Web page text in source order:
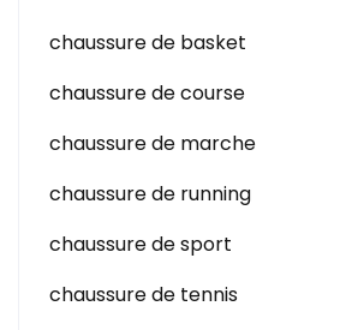
chaussure de basket
chaussure de course
chaussure de marche
chaussure de running
chaussure de sport
chaussure de tennis